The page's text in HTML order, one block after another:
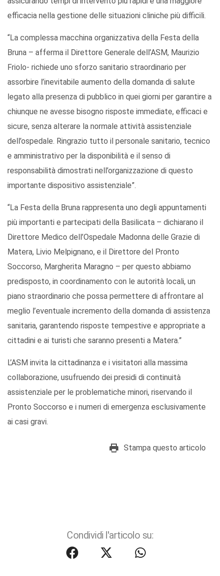
efficacia nella gestione delle situazioni cliniche più difficili.
“La complessa macchina organizzativa della Festa della
Bruna – afferma il Direttore Generale dell’ASM, Maurizio
Friolo- richiede uno sforzo sanitario straordinario per
assorbire l’inevitabile aumento della domanda di salute
legato alla presenza di pubblico in quei giorni per garantire a
chiunque ne avesse bisogno risposte immediate, efficaci e
sicure, senza alterare la normale attività assistenziale
dell’ospedale. Ringrazio tutto il personale sanitario, tecnico
e amministrativo per la disponibilità e il senso di
responsabilità dimostrati nell’organizzazione di questo
importante dispositivo assistenziale”.
“La Festa della Bruna rappresenta uno degli appuntamenti
più importanti e partecipati della Basilicata – dichiarano il
Direttore Medico dell’Ospedale Madonna delle Grazie di
Matera, Livio Melpignano, e il Direttore del Pronto
Soccorso, Margherita Maragno – per questo abbiamo
predisposto, in coordinamento con le autorità locali, un
piano straordinario che possa permettere di affrontare al
meglio l’eventuale incremento della domanda di assistenza
sanitaria, garantendo risposte tempestive e appropriate a
cittadini e ai turisti che saranno presenti a Matera.”
L’ASM invita la cittadinanza e i visitatori alla massima
collaborazione, usufruendo dei presidi di continuità
assistenziale per le problematiche minori, riservando il
Pronto Soccorso e i numeri di emergenza esclusivamente
ai casi gravi.
Stampa questo articolo
Condividi l'articolo su: